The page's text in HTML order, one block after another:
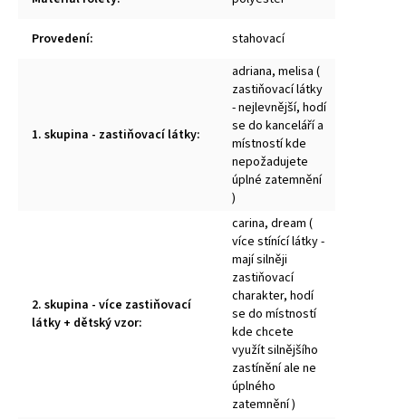
Provedení: stahovací
1. skupina - zastiňovací látky:
adriana, melisa (
zastiňovací látky
- nejlevnější, hodí
se do kanceláří a
místností kde
nepožadujete
úplné zatemnění
)
2. skupina - více zastiňovací
látky + dětský vzor:
carina, dream (
více stínící látky -
mají silněji
zastiňovací
charakter, hodí
se do místností
kde chcete
využít silnějšího
zastínění ale ne
úplného
zatemnění )